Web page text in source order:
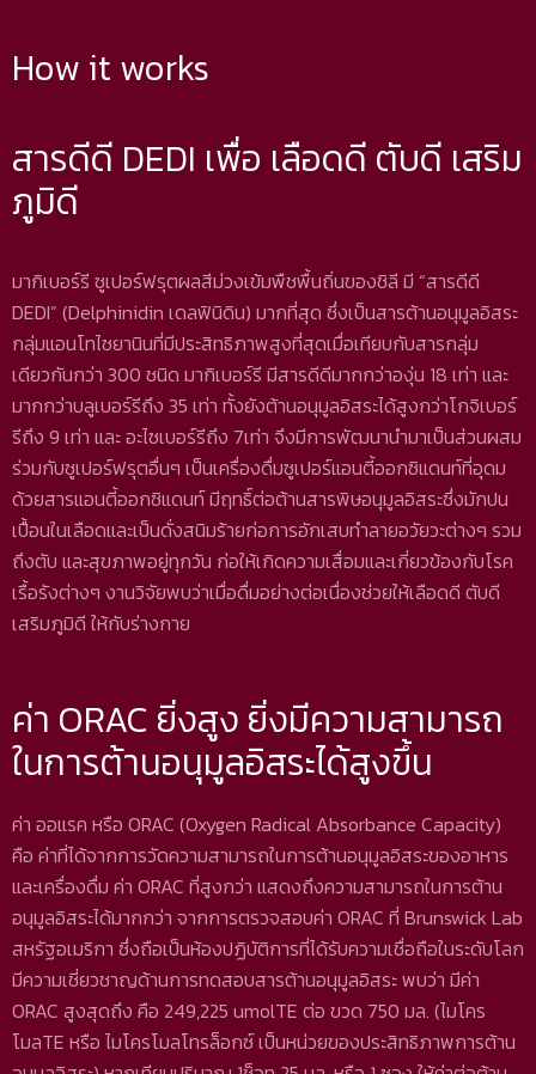
How it works
สารดีดี DEDI เพื่อ เลือดดี ตับดี เสริม
ภูมิดี
มากิเบอร์รี ซูเปอร์ฟรุตผลสีม่วงเข้มพืชพื้นถิ่นของชิลี มี “สารดีดี
DEDI” (Delphinidin เดลฟินิดิน) มากที่สุด ซึ่งเป็นสารต้านอนุมูลอิสระ
กลุ่มแอนโทไซยานินที่มีประสิทธิภาพสูงที่สุดเมื่อเทียบกับสารกลุ่ม
เดียวกันกว่า 300 ชนิด มากิเบอร์รี มีสารดีดีมากกว่าองุ่น 18 เท่า และ
มากกว่าบลูเบอร์รีถึง 35 เท่า ทั้งยังต้านอนุมูลอิสระได้สูงกว่าโกจิเบอร์
รีถึง 9 เท่า และ อะไซเบอร์รีถึง 7เท่า จึงมีการพัฒนานำมาเป็นส่วนผสม
ร่วมกับซูเปอร์ฟรุตอื่นๆ เป็นเครื่องดื่มซูเปอร์แอนตี้ออกซิแดนท์ที่อุดม
ด้วยสารแอนตี้ออกซิแดนท์ มีฤทธิ์ต่อต้านสารพิษอนุมูลอิสระซึ่งมักปน
เปื้อนในเลือดและเป็นดั่งสนิมร้ายก่อการอักเสบทำลายอวัยวะต่างๆ รวม
ถึงตับ และสุขภาพอยู่ทุกวัน ก่อให้เกิดความเสื่อมและเกี่ยวข้องกับโรค
เรื้อรังต่างๆ งานวิจัยพบว่าเมื่อดื่มอย่างต่อเนื่องช่วยให้เลือดดี ตับดี
เสริมภูมิดี ให้กับร่างกาย
ค่า ORAC ยิ่งสูง ยิ่งมีความสามารถ
ในการต้านอนุมูลอิสระได้สูงขึ้น
ค่า ออแรค หรือ ORAC (Oxygen Radical Absorbance Capacity)
คือ ค่าที่ได้จากการวัดความสามารถในการต้านอนุมูลอิสระของอาหาร
และเครื่องดื่ม ค่า ORAC ที่สูงกว่า แสดงถึงความสามารถในการต้าน
อนุมูลอิสระได้มากกว่า จากการตรวจสอบค่า ORAC ที่ Brunswick Lab
สหรัฐอเมริกา ซึ่งถือเป็นห้องปฏิบัติการที่ได้รับความเชื่อถือในระดับโลก
มีความเชี่ยวชาญด้านการทดสอบสารต้านอนุมูลอิสระ พบว่า มีค่า
ORAC สูงสุดถึง คือ 249,225 umolTE ต่อ ขวด 750 มล. (ไมโคร
โมลTE หรือ ไมโครโมลโทรล็อกซ์ เป็นหน่วยของประสิทธิภาพการต้าน